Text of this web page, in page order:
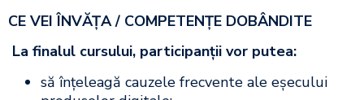
CE VEI ÎNVĂȚA / COMPETENȚE DOBÂNDITE
La finalul cursului, participanții vor putea:
să înțeleagă cauzele frecvente ale eșecului